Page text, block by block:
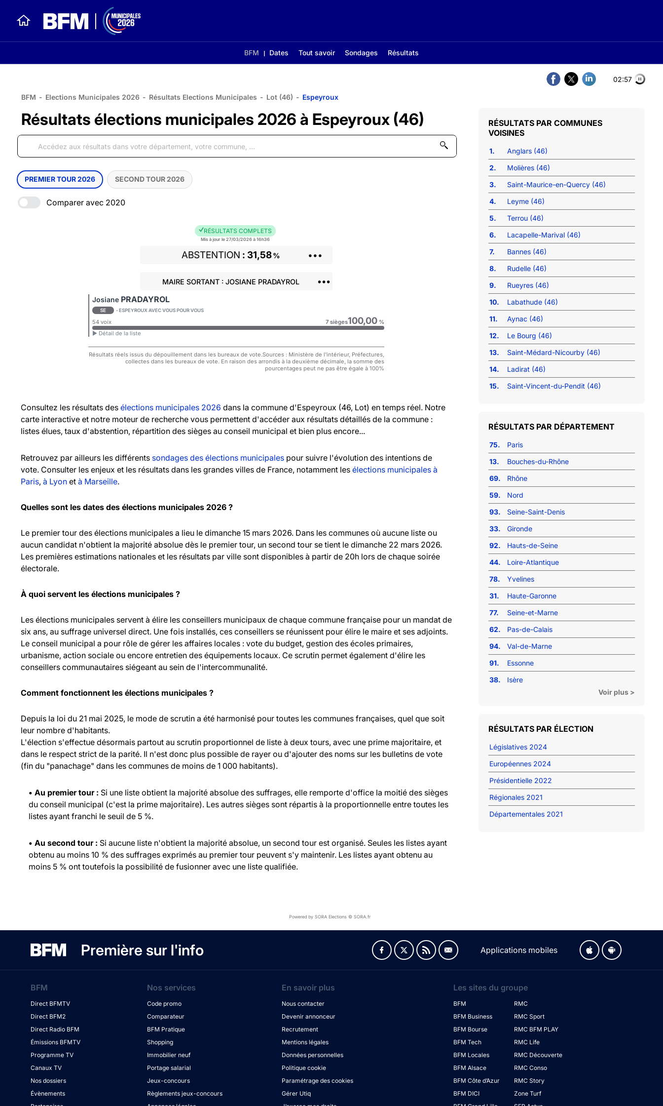
BFM Dates Tout savoir Sondages Résultats
02:56
BFM - Elections Municipales 2026 - Résultats Elections Municipales - Lot (46) - Espeyroux
Résultats élections municipales 2026 à Espeyroux (46)
PREMIER TOUR 2026 SECOND TOUR 2026
Comparer avec 2020
RÉSULTATS COMPLETS
Mis à jour le 27/03/2026 à 16h36
ABSTENTION 31,58% •••
MAIRE SORTANT : JOSIANE PRADAYROL •••
Josiane PRADAYROL
SE - ESPEYROUX AVEC VOUS POUR VOUS
54 voix 7 sièges100,00 %
► Détail de la liste
Résultats réels issus du dépouillement dans les bureaux de vote.Sources : Ministère de l'intérieur, Préfectures,
collectes dans les bureaux de vote. En raison des arrondis à la deuxième décimale, la somme des
pourcentages peut ne pas être égale à 100%
Consultez les résultats des élections municipales 2026 dans la commune d'Espeyroux (46, Lot) en temps réel. Notre
carte interactive et notre moteur de recherche vous permettent d'accéder aux résultats détaillés de la commune :
listes élues, taux d'abstention, répartition des sièges au conseil municipal et bien plus encore...
Retrouvez par ailleurs les différents sondages des élections municipales pour suivre l'évolution des intentions de
vote. Consulter les enjeux et les résultats dans les grandes villes de France, notamment les élections municipales à
Paris, à Lyon et à Marseille.
Quelles sont les dates des élections municipales 2026 ?
Le premier tour des élections municipales a lieu le dimanche 15 mars 2026. Dans les communes où aucune liste ou
aucun candidat n'obtient la majorité absolue dès le premier tour, un second tour se tient le dimanche 22 mars 2026.
Les premières estimations nationales et les résultats par ville sont disponibles à partir de 20h lors de chaque soirée
électorale.
À quoi servent les élections municipales ?
Les élections municipales servent à élire les conseillers municipaux de chaque commune française pour un mandat de
six ans, au suffrage universel direct. Une fois installés, ces conseillers se réunissent pour élire le maire et ses adjoints.
Le conseil municipal a pour rôle de gérer les affaires locales : vote du budget, gestion des écoles primaires,
urbanisme, action sociale ou encore entretien des équipements locaux. Ce scrutin permet également d'élire les
conseillers communautaires siégeant au sein de l'intercommunalité.
Comment fonctionnent les élections municipales ?
Depuis la loi du 21 mai 2025, le mode de scrutin a été harmonisé pour toutes les communes françaises, quel que soit
leur nombre d'habitants.
L'élection s'effectue désormais partout au scrutin proportionnel de liste à deux tours, avec une prime majoritaire, et
dans le respect strict de la parité. Il n'est donc plus possible de rayer ou d'ajouter des noms sur les bulletins de vote
(fin du "panachage" dans les communes de moins de 1 000 habitants).
• Au premier tour : Si une liste obtient la majorité absolue des suffrages, elle remporte d'office la moitié des sièges
du conseil municipal (c'est la prime majoritaire). Les autres sièges sont répartis à la proportionnelle entre toutes les
listes ayant franchi le seuil de 5 %.
• Au second tour : Si aucune liste n'obtient la majorité absolue, un second tour est organisé. Seules les listes ayant
obtenu au moins 10 % des suffrages exprimés au premier tour peuvent s'y maintenir. Les listes ayant obtenu au
moins 5 % ont toutefois la possibilité de fusionner avec une liste qualifiée.
COMMUNES
VOISINES
1.
Anglars (46)
2.
Molières (46)
3.
Saint-Maurice-en-Quercy (46)
4.
Leyme (46)
5.
Terrou (46)
6.
Lacapelle-Marival (46)
7.
Bannes (46)
8.
Rudelle (46)
9.
Rueyres (46)
10.
Labathude (46)
11.
Aynac (46)
12.
Le Bourg (46)
13.
Saint-Médard-Nicourby (46)
14.
Ladirat (46)
15.
Saint-Vincent-du-Pendit (46)
RÉSULTATS PAR DÉPARTEMENT
75.
Paris
13.
Bouches-du-Rhône
69.
Rhône
59.
Nord
93.
Seine-Saint-Denis
33.
Gironde
92.
Hauts-de-Seine
44.
Loire-Atlantique
78.
Yvelines
31.
Haute-Garonne
77.
Seine-et-Marne
62.
Pas-de-Calais
94.
Val-de-Marne
91.
Essonne
38.
Isère
Voir plus >
RÉSULTATS PAR ÉLECTION
Législatives 2024
Européennes 2024
Présidentielle 2022
Régionales 2021
Départementales 2021
Powered by SORA Elections © SORA.fr
Première sur l'info Applications mobiles
BFM
Direct BFMTV
Direct BFM2
Direct Radio BFM
Émissions BFMTV
Programme TV
Canaux TV
Nos dossiers
Évènements
Nos services
Code promo
Comparateur
BFM Pratique
Shopping
Immobilier neuf
Portage salarial
Jeux-concours
Règlements jeux-concours
En savoir plus
Nous contacter
Devenir annonceur
Recrutement
Mentions légales
Données personnelles
Politique cookie
Paramétrage des cookies
Gérer Utiq
Les sites du groupe
BFM
BFM Business
BFM Bourse
BFM Tech
BFM Locales
BFM Alsace
BFM Côte d’Azur
BFM DICI
RMC
RMC Sport
RMC BFM PLAY
RMC Life
RMC Découverte
RMC Conso
RMC Story
Zone Turf